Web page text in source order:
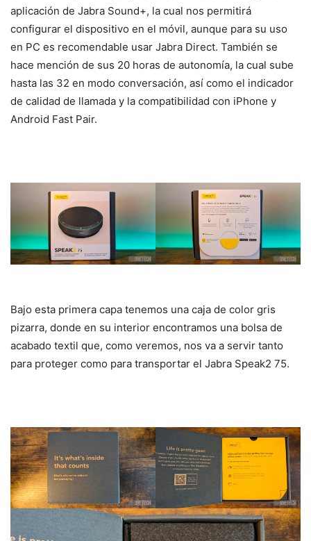
aplicación de Jabra Sound+, la cual nos permitirá
configurar el dispositivo en el móvil, aunque para su uso
en PC es recomendable usar Jabra Direct. También se
hace mención de sus 20 horas de autonomía, la cual sube
hasta las 32 en modo conversación, así como el indicador
de calidad de llamada y la compatibilidad con iPhone y
Android Fast Pair.
Bajo esta primera capa tenemos una caja de color gris
pizarra, donde en su interior encontramos una bolsa de
acabado textil que, como veremos, nos va a servir tanto
para proteger como para transportar el Jabra Speak2 75.